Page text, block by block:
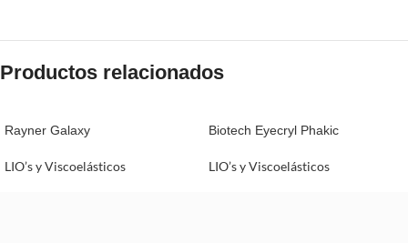
Productos relacionados
Rayner Galaxy
LIO’s y Viscoelásticos
Biotech Eyecryl Phakic
LIO’s y Viscoelásticos